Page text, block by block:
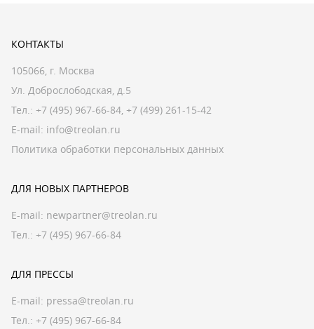
КОНТАКТЫ
105066, г. Москва
Ул. Доброслободская, д.5
Тел.: +7 (495) 967-66-84, +7 (499) 261-15-42
E-mail: info@treolan.ru
Политика обработки персональных данных
ДЛЯ НОВЫХ ПАРТНЕРОВ
E-mail: newpartner@treolan.ru
Тел.: +7 (495) 967-66-84
ДЛЯ ПРЕССЫ
E-mail: pressa@treolan.ru
Тел.: +7 (495) 967-66-84